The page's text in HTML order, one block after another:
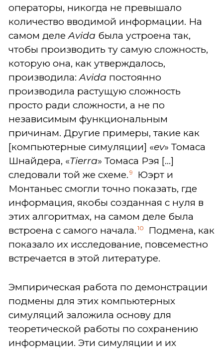
операторы, никогда не превышало
количество вводимой информации. На
самом делеAvida была устроена так,
чтобы производить ту самую сложность,
которую она, как утверждалось,
производила:Avida постоянно
производила растущую сложность
просто ради сложности, а не по
независимым функциональным
причинам. Другие примеры, такие как
[компьютерные симуляции] «ev» Томаса
Шнайдера, «Tierra» Томаса Рэя [...]
следовали той же схеме. 9
Юэрт и
Монтаньес смогли точно показать, где
информация, якобы созданная с нуля в
этих алгоритмах, на самом деле была
встроена с самого начала. 10
Подмена, как
показало их исследование, повсеместно
встречается в этой литературе.
Эмпирическая работа по демонстрации
подмены для этих компьютерных
симуляций заложила основу для
теоретической работы по сохранению
информации. Эти симуляции и их